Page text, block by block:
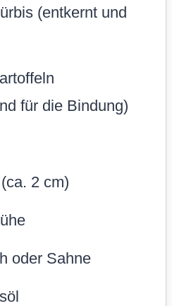
(entkernt und
für die Bindung)
2 cm)
oder Sahne